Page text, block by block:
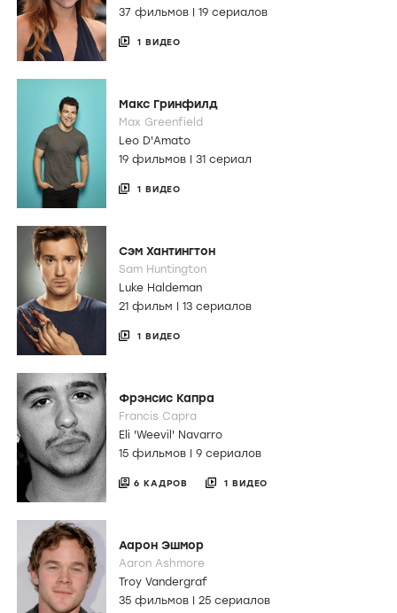
37 фильмов | 19 сериалов
1 ВИДЕО
Макс Гринфилд
Max Greenfield
Leo D'Amato
19 фильмов | 31 сериал
1 ВИДЕО
Сэм Хантингтон
Sam Huntington
Luke Haldeman
21 фильм | 13 сериалов
1 ВИДЕО
Фрэнсис Капра
Francis Capra
Eli 'Weevil' Navarro
15 фильмов | 9 сериалов
6 КАДРОВ 1 ВИДЕО
Аарон Эшмор
Aaron Ashmore
Troy Vandergraf
35 фильмов | 25 сериалов